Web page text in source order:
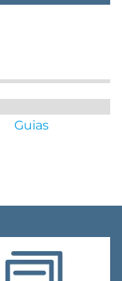
Guias